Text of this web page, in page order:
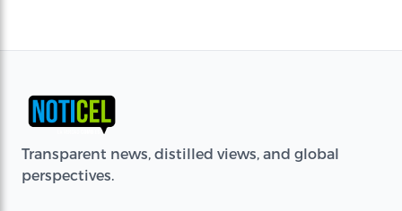
Transparent news, distilled views, and global
perspectives.